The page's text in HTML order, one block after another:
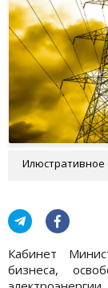
Илюстративное
Кабинет
бизнеса,